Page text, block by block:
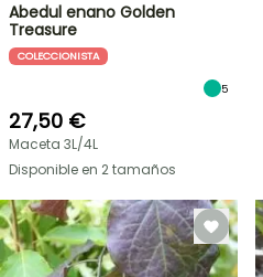
Abedul enano Golden
Treasure
COLECCIONISTA
5
27,50 €
Maceta 3L/4L
Disponible en 2 tamaños